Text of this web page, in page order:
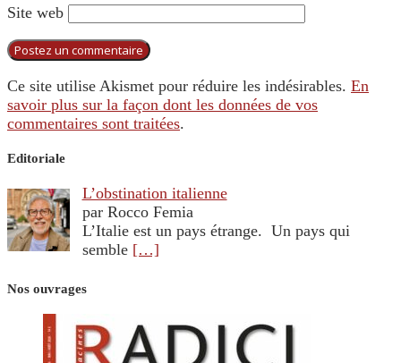
Site web
Ce site utilise Akismet pour réduire les indésirables. En
savoir plus sur la façon dont les données de vos
commentaires sont traitées.
Editoriale
L’obstination italienne
par Rocco Femia
L’Italie est un pays étrange. Un pays qui
semble […]
Nos ouvrages